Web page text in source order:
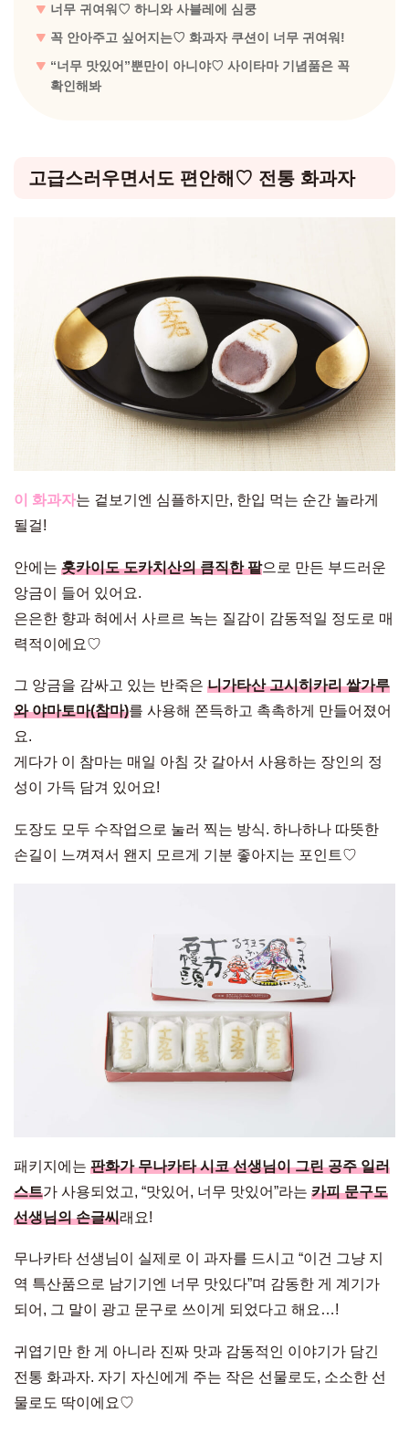
너무 귀여워♡ 하니와 사블레에 심쿵
꼭 안아주고 싶어지는♡ 화과자 쿠션이 너무 귀여워!
“너무 맛있어”뿐만이 아니야♡ 사이타마 기념품은 꼭
확인해봐
고급스러우면서도 편안해♡ 전통 화과자
이 화과자는 겉보기엔 심플하지만, 한입 먹는 순간 놀라게
될걸!
안에는 홋카이도 도카치산의 큼직한 팥으로 만든 부드러운
앙금이 들어 있어요.
은은한 향과 혀에서 사르르 녹는 질감이 감동적일 정도로 매
력적이에요♡
그 앙금을 감싸고 있는 반죽은 니가타산 고시히카리 쌀가루
와 야마토마(참마)를 사용해 쫀득하고 촉촉하게 만들어졌어
요.
게다가 이 참마는 매일 아침 갓 갈아서 사용하는 장인의 정
성이 가득 담겨 있어요!
도장도 모두 수작업으로 눌러 찍는 방식. 하나하나 따뜻한
손길이 느껴져서 왠지 모르게 기분 좋아지는 포인트♡
패키지에는 판화가 무나카타 시코 선생님이 그린 공주 일러
스트가 사용되었고, “맛있어, 너무 맛있어”라는 카피 문구도
선생님의 손글씨래요!
무나카타 선생님이 실제로 이 과자를 드시고 “이건 그냥 지
역 특산품으로 남기기엔 너무 맛있다”며 감동한 게 계기가
되어, 그 말이 광고 문구로 쓰이게 되었다고 해요…!
귀엽기만 한 게 아니라 진짜 맛과 감동적인 이야기가 담긴
전통 화과자. 자기 자신에게 주는 작은 선물로도, 소소한 선
물로도 딱이에요♡